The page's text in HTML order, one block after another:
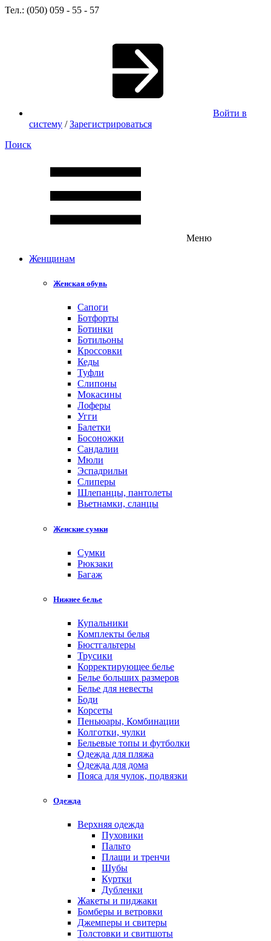
Тел.: (050) 059 - 55 - 57
Войти в
систему /Зарегистрироваться
Поиск
Меню
Женщинам
Женская обувь
Сапоги
Ботфорты
Ботинки
Ботильоны
Кроссовки
Кеды
Туфли
Слипоны
Мокасины
Лоферы
Угги
Балетки
Босоножки
Сандалии
Мюли
Эспадрильи
Слиперы
Шлепанцы, пантолеты
Вьетнамки, сланцы
Женские сумки
Cумки
Рюкзаки
Багаж
Нижнее белье
Купальники
Комплекты белья
Бюстгальтеры
Трусики
Корректирующее белье
Белье больших размеров
Белье для невесты
Боди
Корсеты
Пеньюары, Комбинации
Колготки, чулки
Бельевые топы и футболки
Одежда для пляжа
Одежда для дома
Пояса для чулок, подвязки
Одежда
Верхняя одежда
Пуховики
Пальто
Плащи и тренчи
Шубы
Куртки
Дубленки
Жакеты и пиджаки
Бомберы и ветровки
Джемперы и свитеры
Толстовки и свитшоты